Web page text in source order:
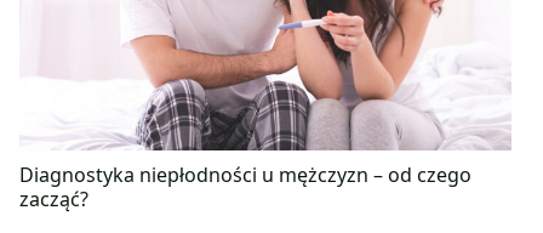
Diagnostyka niepłodności u mężczyzn – od czego
zacząć?